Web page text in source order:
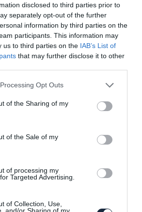
disclosed to third parties prior to
separately opt-out of the further
information by third parties on the
participants. This information may
us to third parties on the IAB’s List of
that may further disclose it to other
website/app uses one or more Google
or usage behaviour. You may click to
to Google and its third-party tags to
specified purposes in below Google
Opt Outs
of the Sharing of my
of the Sale of my
of processing my
Targeted Advertising.
of Collection, Use,
and/or Sharing of my
erősítene az Audi
elektromos vonalra az Audi